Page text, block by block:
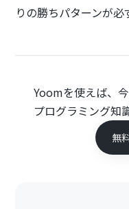
りの勝ちパターンが必
Yoomを使えば、
プログラミング知
無